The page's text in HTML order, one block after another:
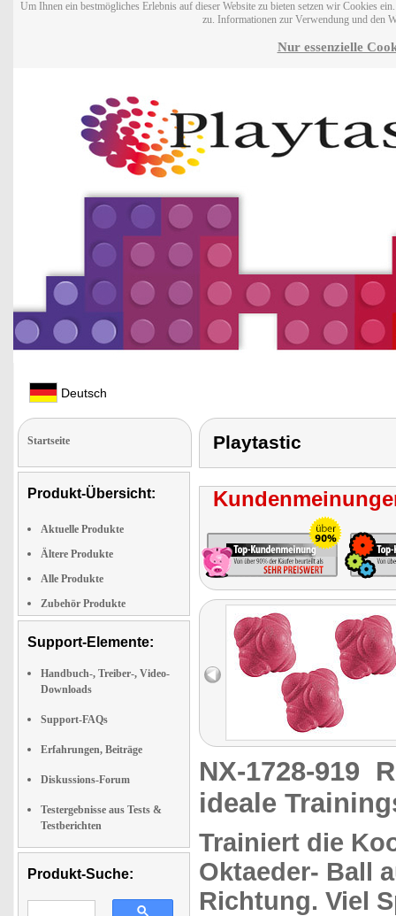
Um Ihnen ein bestmögliches Erlebnis auf dieser Website zu bieten setzen wir Cookies
zu. Informationen zur Verwendung und den
Nur essenzielle
Deutsch
Startseite
Produkt-Übersicht:
Aktuelle Produkte
Ältere Produkte
Alle Produkte
Zubehör Produkte
Support-Elemente:
Handbuch-, Treiber-, Video-
Downloads
Support-FAQs
Erfahrungen, Beiträge
Diskussions-Forum
Testergebnisse aus Tests &
Testberichten
Produkt-Suche:
Playtastic
NX-1728-919
ideale
Trainiert die
Oktaeder- Ball
Richtung. Viel